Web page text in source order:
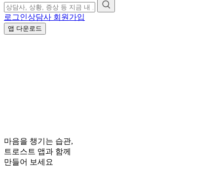
로그인상담사 회원가입
앱 다운로드
마음을 챙기는 습관,
트로스트 앱과 함께
만들어 보세요